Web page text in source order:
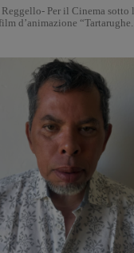
Per il Cinema sotto
d’animazione “Tartarughe...